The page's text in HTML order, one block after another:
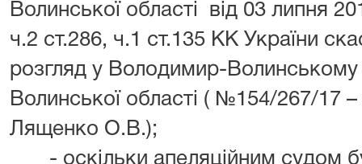
Волинської області від 03 липня
ч.2 ст.286, ч.1 ст.135 КК України
розгляд у Володимир-Волинському
Волинської області ( №154/267/17
Лященко О.В.);
- оскільки апеляційним судом